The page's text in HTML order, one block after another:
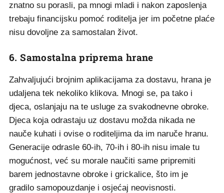
znatno su porasli, pa mnogi mladi i nakon zaposlenja
trebaju financijsku pomoć roditelja jer im početne plaće
nisu dovoljne za samostalan život.
6. Samostalna priprema hrane
Zahvaljujući brojnim aplikacijama za dostavu, hrana je
udaljena tek nekoliko klikova. Mnogi se, pa tako i
djeca, oslanjaju na te usluge za svakodnevne obroke.
Djeca koja odrastaju uz dostavu možda nikada ne
nauče kuhati i ovise o roditeljima da im naruče hranu.
Generacije odrasle 60-ih, 70-ih i 80-ih nisu imale tu
mogućnost, već su morale naučiti same pripremiti
barem jednostavne obroke i grickalice, što im je
gradilo samopouzdanje i osjećaj neovisnosti.